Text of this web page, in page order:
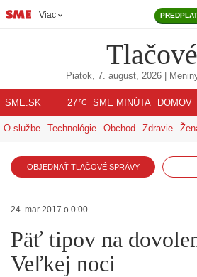
Viac
Piatok, 7. august, 2026 |
SME.SK 27℃ SME MINÚTA DOMOV
O službe Technológie Obchod Zdravie
OBJEDNAŤ TLAČOVÉ SPRÁVY
24. mar 2017 o 0:00
Päť tipov na
Veľkej noci